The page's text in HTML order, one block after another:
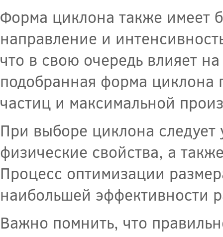
Форма циклона также имеет
направление и
что в свою очередь влияет
подобранная форма циклона
частиц и максимальной
При выборе циклона следует
физические свойства, а
Процесс оптимизации
наибольшей эффективности
Важно помнить, что